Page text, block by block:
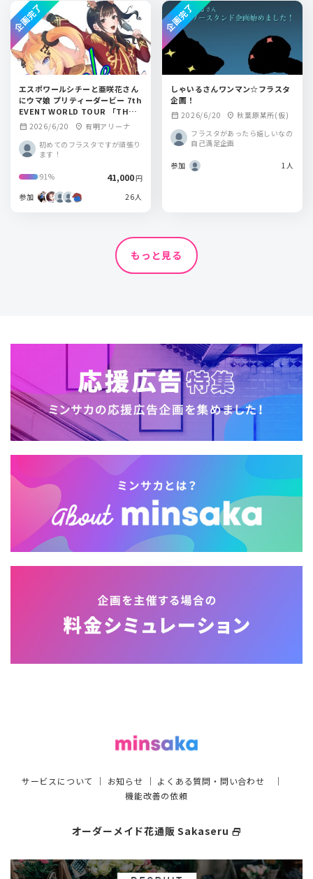
エスポワールシチーと亜咲花さん
にウマ娘 プリティーダービー 7th
EVENT WORLD TOUR 「THE S
TAGE」 in TOKYOにフラスタを
送りましょう！
calendar_month 2026/6/20 location_on 有明アリーナ
初めてのフラスタですが頑張り
ます！
91% 41,000円
参加
26人
企画完了
しゃいるさんワンマン☆フラスタ
企画！
calendar_month 2026/6/20 location_on 秋葉原某所(仮)
フラスタがあったら嬉しいなの
自己満足企画
参加 1人
企画完了
もっと見る
サービスについて ｜ お知らせ ｜ よくある質問・問い合わせ ｜
機能改善の依頼
オーダーメイド花通販 Sakaseru select_window